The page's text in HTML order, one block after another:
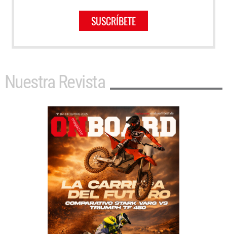
SUSCRÍBETE
Nuestra Revista